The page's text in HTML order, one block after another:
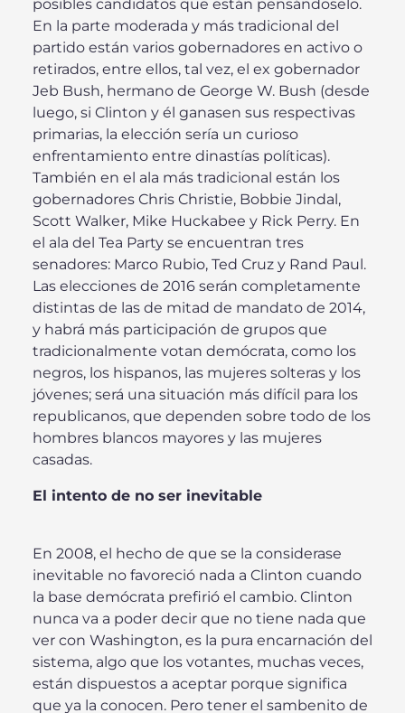
posibles candidatos que están pensándoselo.
En la parte moderada y más tradicional del
partido están varios gobernadores en activo o
retirados, entre ellos, tal vez, el ex gobernador
Jeb Bush, hermano de George W. Bush (desde
luego, si Clinton y él ganasen sus respectivas
primarias, la elección sería un curioso
enfrentamiento entre dinastías políticas).
También en el ala más tradicional están los
gobernadores Chris Christie, Bobbie Jindal,
Scott Walker, Mike Huckabee y Rick Perry. En
el ala del Tea Party se encuentran tres
senadores: Marco Rubio, Ted Cruz y Rand Paul.
Las elecciones de 2016 serán completamente
distintas de las de mitad de mandato de 2014,
y habrá más participación de grupos que
tradicionalmente votan demócrata, como los
negros, los hispanos, las mujeres solteras y los
jóvenes; será una situación más difícil para los
republicanos, que dependen sobre todo de los
hombres blancos mayores y las mujeres
casadas.
El intento de no ser inevitable
En 2008, el hecho de que se la considerase
inevitable no favoreció nada a Clinton cuando
la base demócrata prefirió el cambio. Clinton
nunca va a poder decir que no tiene nada que
ver con Washington, es la pura encarnación del
sistema, algo que los votantes, muchas veces,
están dispuestos a aceptar porque significa
que ya la conocen. Pero tener el sambenito de